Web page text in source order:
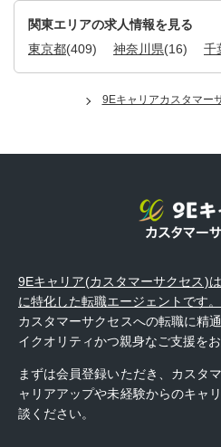
関東エリアの求人情報を見る
東京都(409) 神奈川県(16) 千
9Eキャリアカスタマー
9Eキャリア(カスタマーサクセス)
に特化した転職エージェントです。
カスタマーサクセスへの転職に精
イクオリティかつ親身なご支援をお
まずは会員登録いただき、カスタ
ャリアアップや未経験からのキャ
談ください。